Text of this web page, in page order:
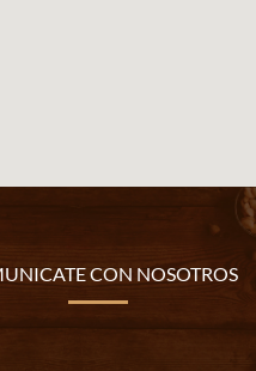
CON NOSOTROS